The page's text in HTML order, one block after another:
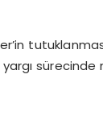
sürecinde